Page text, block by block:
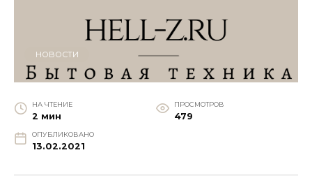
НОВОСТИ
НА ЧТЕНИЕ
2 мин
ПРОСМОТРОВ
479
ОПУБЛИКОВАНО
13.02.2021